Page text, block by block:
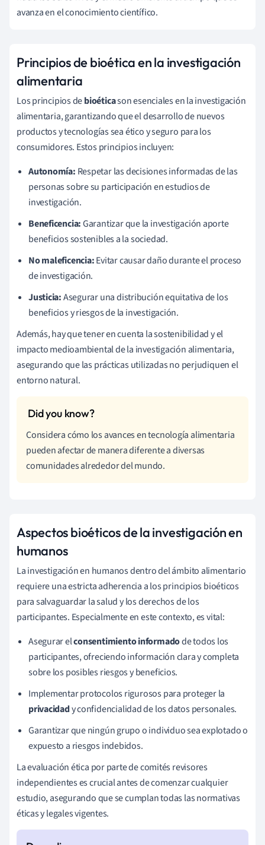
avanza en el conocimiento científico.
Principios de bioética en la investigación
alimentaria
Los principios debioéticason esenciales en la investigación
alimentaria, garantizando que el desarrollo de nuevos
productos y tecnologías sea ético y seguro para los
consumidores. Estos principios incluyen:
Autonomía: Respetar las decisiones informadas de las
personas sobre su participación en estudios de
investigación.
Beneficencia:Garantizar que la investigación aporte
beneficios sostenibles a la sociedad.
No maleficencia:Evitar causar daño durante el proceso
de investigación.
Justicia:Asegurar una distribución equitativa de los
beneficios y riesgos de la investigación.
Además, hay que tener en cuenta la sostenibilidad y el
impacto medioambiental de la investigación alimentaria,
asegurando que las prácticas utilizadas no perjudiquen el
entorno natural.
Considera cómo los avances en tecnología alimentaria
pueden afectar de manera diferente a diversas
comunidades alrededor del mundo.
Aspectos bioéticos de la investigación en
humanos
La investigación en humanos dentro del ámbito alimentario
requiere una estricta adherencia a los principios bioéticos
para salvaguardar la salud y los derechos de los
participantes. Especialmente en este contexto, es vital:
Asegurar elconsentimiento informadode todos los
participantes, ofreciendo información clara y completa
sobre los posibles riesgos y beneficios.
Implementar protocolos rigurosos para proteger la
privacidady confidencialidad de los datos personales.
Garantizar que ningún grupo o individuo sea explotado o
expuesto a riesgos indebidos.
La evaluación ética por parte de comités revisores
independientes es crucial antes de comenzar cualquier
estudio, asegurando que se cumplan todas las normativas
éticas y legales vigentes.